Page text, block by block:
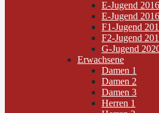
E-Jugend
E-Jugend
F1-Jugend
F2-Jugend
G-Jugend
Erwachsene
Damen 1
Damen 2
Damen 3
Herren 1